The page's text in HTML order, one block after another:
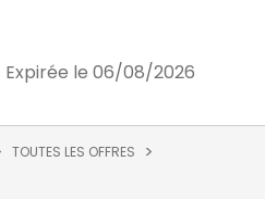
le 06/08/2026
TOUTES LES OFFRES